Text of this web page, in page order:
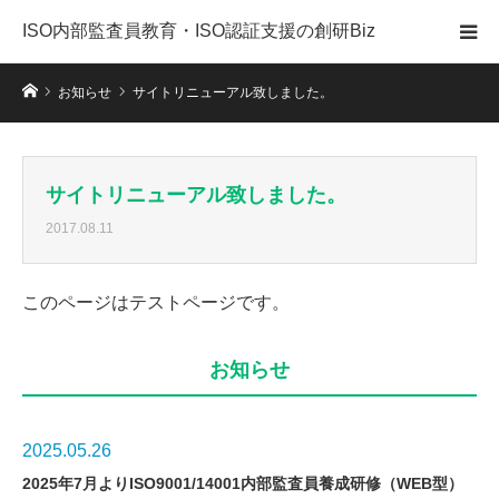
ISO内部監査員教育・ISO認証支援の創研Biz
ホームお知らせ サイトリニューアル致しました。
サイトリニューアル致しました。
2017.08.11
このページはテストページです。
お知らせ
2025.05.26
2025年7月よりISO9001/14001内部監査員養成研修（WEB型）